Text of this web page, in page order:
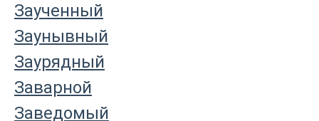
Заученный
Заунывный
Заурядный
Заварной
Заведомый